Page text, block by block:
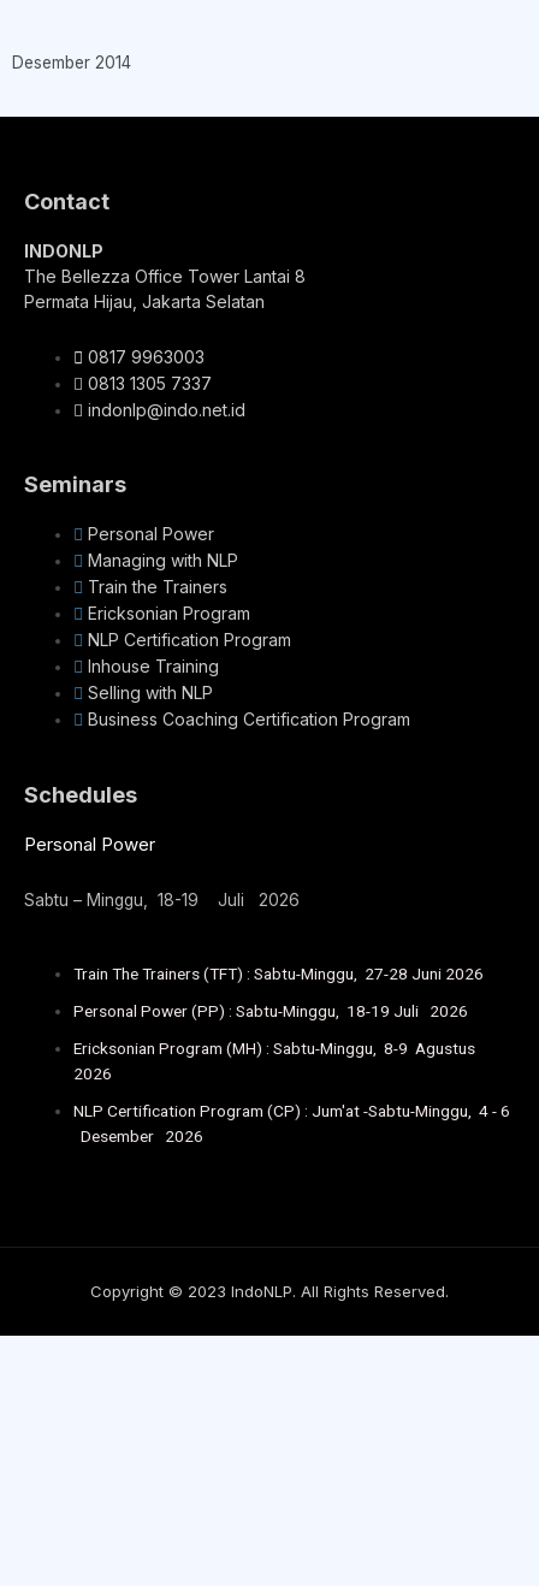
Desember 2014
Contact
INDONLP
The Bellezza Office Tower Lantai 8
Permata Hijau, Jakarta Selatan
0817 9963003
0813 1305 7337
indonlp@indo.net.id
Seminars
Personal Power
Managing with NLP
Train the Trainers
Ericksonian Program
NLP Certification Program
Inhouse Training
Selling with NLP
Business Coaching Certification Program
Schedules
Personal Power
Sabtu – Minggu, 18-19 Juli 2026
Train The Trainers (TFT) : Sabtu-Minggu, 27-28 Juni 2026
Personal Power (PP) : Sabtu-Minggu, 18-19 Juli 2026
Ericksonian Program (MH) : Sabtu-Minggu, 8-9 Agustus
2026
NLP Certification Program (CP) : Jum'at -Sabtu-Minggu, 4 - 6
Desember 2026
Copyright © 2023 IndoNLP. All Rights Reserved.